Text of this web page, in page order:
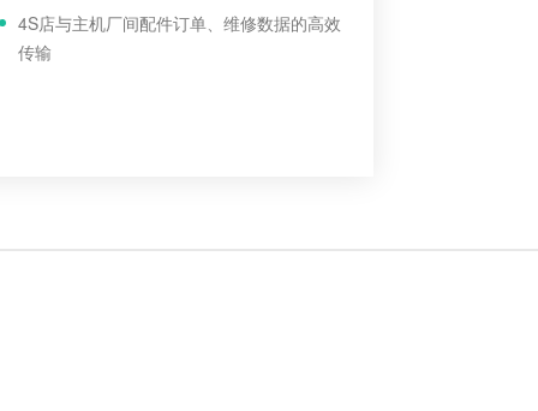
4S店与主机厂间配件订单、维修数据的高效
传输